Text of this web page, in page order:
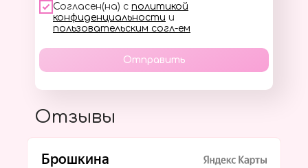
Согласен(на) с политикой
конфиденциальности и
пользовательским согл-ем
Отправить
Отзывы